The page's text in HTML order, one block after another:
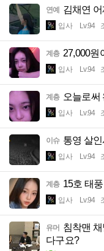
연예 김채연
입사 Lv.94
계층 27,000원
입사 Lv.94
계층 오늘로써
입사 Lv.94
이슈 통영 살
입사 Lv.94
계층 15호 태
입사 Lv.94
유머 침착맨
다구요?